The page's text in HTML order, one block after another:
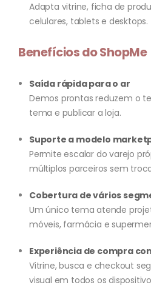
Adapta vitrine, ficha de
celulares, tablets e desktops.
Benefícios do ShopMe
Saída rápida para o ar
Demos prontas reduzem o
tema e publicar a loja.
Suporte a modelo
Permite escalar do varejo
múltiplos parceiros sem
Cobertura de vários
Um único tema atende
móveis, farmácia e
Experiência de compra
Vitrine, busca e checkout
visual em todos os